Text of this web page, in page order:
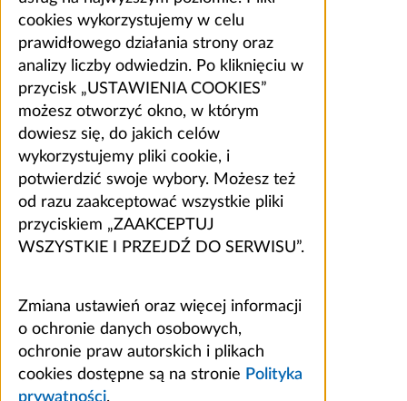
cookies wykorzystujemy w celu
prawidłowego działania strony oraz
analizy liczby odwiedzin. Po kliknięciu w
przycisk „USTAWIENIA COOKIES”
możesz otworzyć okno, w którym
dowiesz się, do jakich celów
wykorzystujemy pliki cookie, i
potwierdzić swoje wybory. Możesz też
od razu zaakceptować wszystkie pliki
przyciskiem „ZAAKCEPTUJ
WSZYSTKIE I PRZEJDŹ DO SERWISU”.
Zmiana ustawień oraz więcej informacji
o ochronie danych osobowych,
ochronie praw autorskich i plikach
cookies dostępne są na stronie Polityka
prywatności.